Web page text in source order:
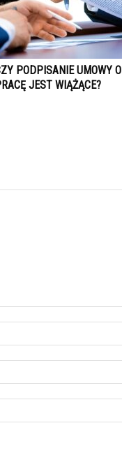
PODPISANIE UMOWY O
JEST WIĄŻĄCE?